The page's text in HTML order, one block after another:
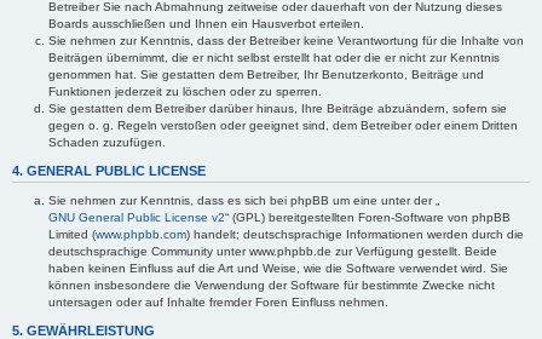
Betreiber Sie nach Abmahnung zeitweise oder dauerhaft von der Nutzung dieses
Boards ausschließen und Ihnen ein Hausverbot erteilen.
Sie nehmen zur Kenntnis, dass der Betreiber keine Verantwortung für die Inhalte von
Beiträgen übernimmt, die er nicht selbst erstellt hat oder die er nicht zur Kenntnis
genommen hat. Sie gestatten dem Betreiber, Ihr Benutzerkonto, Beiträge und
Funktionen jederzeit zu löschen oder zu sperren.
Sie gestatten dem Betreiber darüber hinaus, Ihre Beiträge abzuändern, sofern sie
gegen o. g. Regeln verstoßen oder geeignet sind, dem Betreiber oder einem Dritten
Schaden zuzufügen.
4. GENERAL PUBLIC LICENSE
Sie nehmen zur Kenntnis, dass es sich bei phpBB um eine unter der „
GNU General Public License v2“ (GPL) bereitgestellten Foren-Software von phpBB
Limited (www.phpbb.com) handelt; deutschsprachige Informationen werden durch die
deutschsprachige Community unter www.phpbb.de zur Verfügung gestellt. Beide
haben keinen Einfluss auf die Art und Weise, wie die Software verwendet wird. Sie
können insbesondere die Verwendung der Software für bestimmte Zwecke nicht
untersagen oder auf Inhalte fremder Foren Einfluss nehmen.
5. GEWÄHRLEISTUNG